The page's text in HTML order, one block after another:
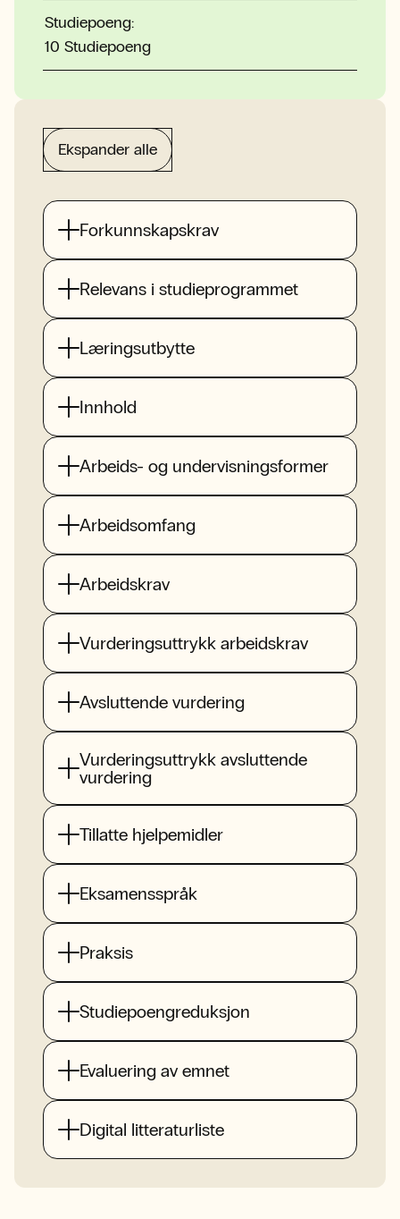
Studiepoeng:
10 Studiepoeng
Ekspander alle
Forkunnskapskrav
Relevans i studieprogrammet
Læringsutbytte
Innhold
Arbeids- og undervisningsformer
Arbeidsomfang
Arbeidskrav
Vurderingsuttrykk arbeidskrav
Avsluttende vurdering
Vurderingsuttrykk avsluttende
vurdering
Tillatte hjelpemidler
Eksamensspråk
Praksis
Studiepoengreduksjon
Evaluering av emnet
Digital litteraturliste